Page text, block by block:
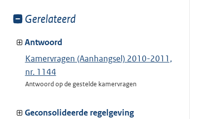
Toon
van:
Gerelateerd
Antwoord
Kamervragen (Aanhangsel) 2010-2011,
nr. 1144
Antwoord op de gestelde kamervragen
Geconsolideerde regelgeving